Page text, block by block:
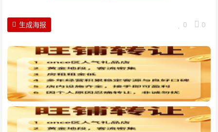
0 0
生成海报